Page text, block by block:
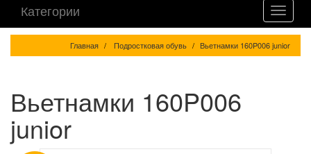
Категории
Главная Подростковая обувь Вьетнамки 160P006 junior
Вьетнамки 160P006
junior